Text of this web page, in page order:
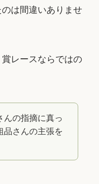
は間違いありませ
レースならではの
んの指摘に真っ
品さんの主張を